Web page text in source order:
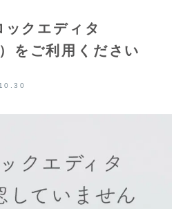
クエディタ
をご利用ください